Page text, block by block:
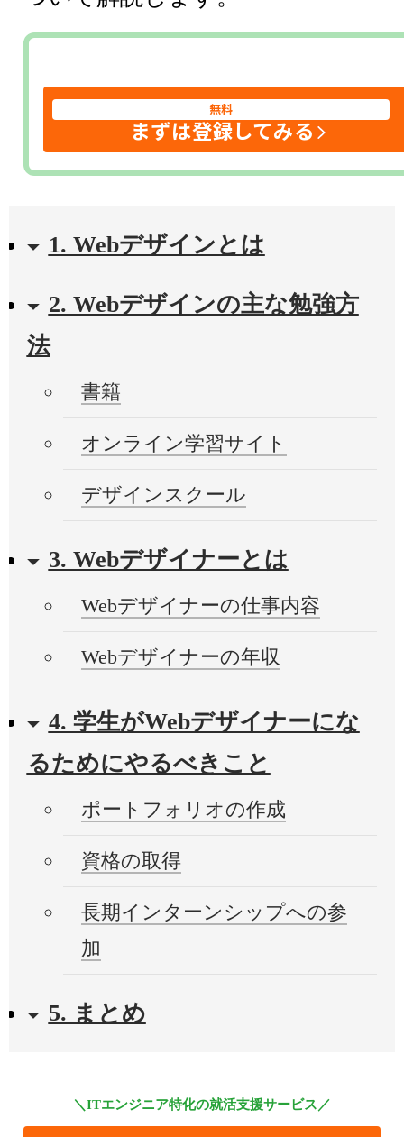
無料
まずは登録してみる
1. Webデザインとは
2. Webデザインの主な勉強方
法
書籍
オンライン学習サイト
デザインスクール
3. Webデザイナーとは
Webデザイナーの仕事内容
Webデザイナーの年収
4. 学生がWebデザイナーにな
るためにやるべきこと
ポートフォリオの作成
資格の取得
長期インターンシップへの参
加
5. まとめ
＼ITエンジニア特化の就活支援サービス／